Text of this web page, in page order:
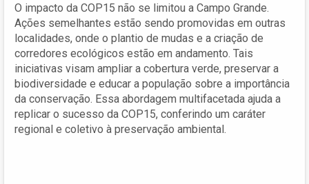
O impacto da COP15 não se limitou a Campo Grande.
Ações semelhantes estão sendo promovidas em outras
localidades, onde o plantio de mudas e a criação de
corredores ecológicos estão em andamento. Tais
iniciativas visam ampliar a cobertura verde, preservar a
biodiversidade e educar a população sobre a importância
da conservação. Essa abordagem multifacetada ajuda a
replicar o sucesso da COP15, conferindo um caráter
regional e coletivo à preservação ambiental.